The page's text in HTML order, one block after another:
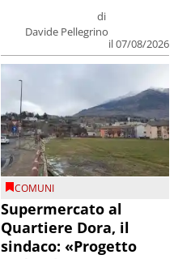
di
Davide Pellegrino
il 07/08/2026
COMUNI
Supermercato al
Quartiere Dora, il
sindaco: «Progetto